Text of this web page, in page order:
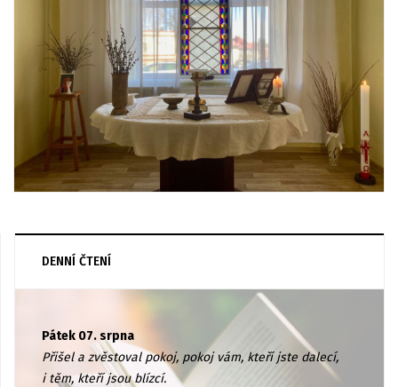
DENNÍ ČTENÍ
Pátek 07. srpna
Přišel a zvěstoval pokoj, pokoj vám, kteří jste dalecí,
i těm, kteří jsou blízcí.